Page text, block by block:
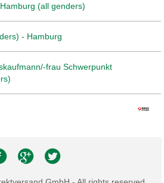
(all genders)
- Hamburg
frau Schwerpunkt